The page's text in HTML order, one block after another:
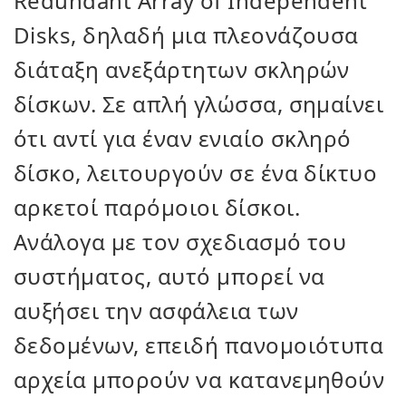
Disks, δηλαδή μια πλεονάζουσα
διάταξη ανεξάρτητων σκληρών
δίσκων. Σε απλή γλώσσα, σημαίνει
ότι αντί για έναν ενιαίο σκληρό
δίσκο, λειτουργούν σε ένα δίκτυο
αρκετοί παρόμοιοι δίσκοι.
Ανάλογα με τον σχεδιασμό του
συστήματος, αυτό μπορεί να
αυξήσει την ασφάλεια των
δεδομένων, επειδή πανομοιότυπα
αρχεία μπορούν να κατανεμηθούν